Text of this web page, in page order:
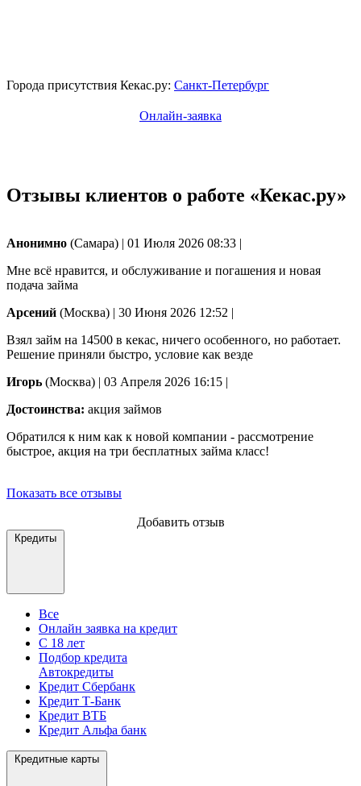
Города присутствия Кекас.ру: Санкт-Петербург
Онлайн-заявка
Отзывы клиентов о работе «Кекас.ру»
Анонимно (Самара) | 01 Июля 2026 08:33 |
Мне всё нравится, и обслуживание и погашения и новая
подача займа
Арсений (Москва) | 30 Июня 2026 12:52 |
Взял займ на 14500 в кекас, ничего особенного, но работает.
Решение приняли быстро, условие как везде
Игорь (Москва) | 03 Апреля 2026 16:15 |
Достоинства: акция займов
Обратился к ним как к новой компании - рассмотрение
быстрое, акция на три бесплатных займа класс!
Показать все отзывы
Добавить отзыв
Кредиты
Все
Онлайн заявка на кредит
С 18 лет
Подбор кредита
Автокредиты
Кредит Сбербанк
Кредит Т-Банк
Кредит ВТБ
Кредит Альфа банк
Кредитные карты